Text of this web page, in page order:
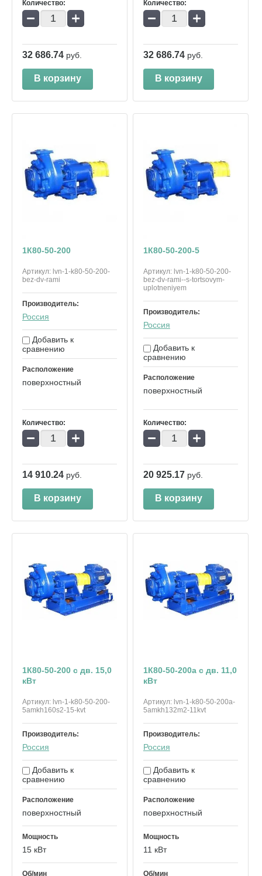
Количество:
− +
32 686.74 руб.
В корзину
Количество:
− +
32 686.74 руб.
В корзину
1К80-50-200
Артикул: lvn-1-k80-50-200-
bez-dv-rami
Производитель:
Россия
Добавить к
сравнению
Расположение
поверхностный
Количество:
− +
14 910.24 руб.
В корзину
1К80-50-200-5
Артикул:lvn-1-k80-50-200-
bez-dv-rami--s-tortsovym-
uplotneniyem
Производитель:
Россия
Добавить к
сравнению
Расположение
поверхностный
Количество:
− +
20 925.17 руб.
В корзину
1К80-50-200 с дв. 15,0
кВт
Артикул: lvn-1-k80-50-200-
5amkh160s2-15-kvt
Производитель:
Россия
Добавить к
сравнению
Расположение
поверхностный
Мощность
15 кВт
Об/мин
1К80-50-200а с дв. 11,0
кВт
Артикул:lvn-1-k80-50-200a-
5amkh132m2-11kvt
Производитель:
Россия
Добавить к
сравнению
Расположение
поверхностный
Мощность
11 кВт
Об/мин